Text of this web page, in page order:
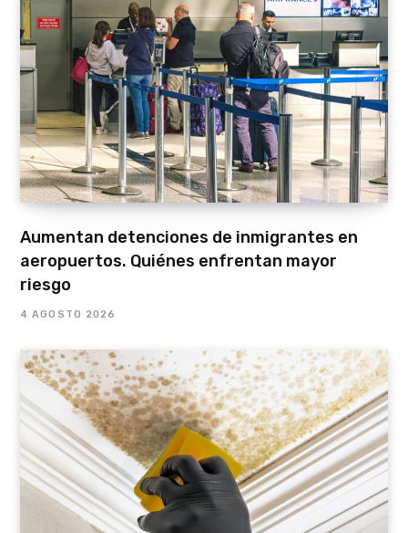
Aumentan detenciones de inmigrantes en
aeropuertos. Quiénes enfrentan mayor
riesgo
4 AGOSTO 2026